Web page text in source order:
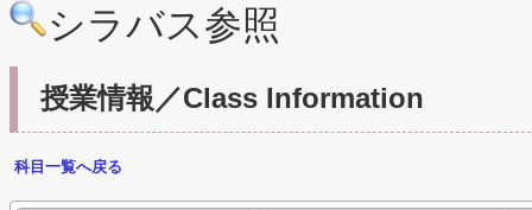
シラバス参照
授業情報／Class Information
科目一覧へ戻る